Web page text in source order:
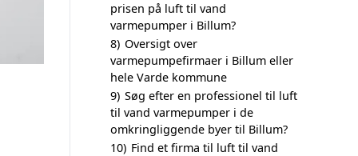
prisen på luft til vand
varmepumper i Billum?
8) Oversigt over
varmepumpefirmaer i Billum eller
hele Varde kommune
9) Søg efter en professionel til luft
til vand varmepumper i de
omkringliggende byer til Billum?
10) Find et firma til luft til vand